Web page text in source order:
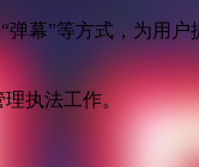
幕”等方式，为用户
执法工作。